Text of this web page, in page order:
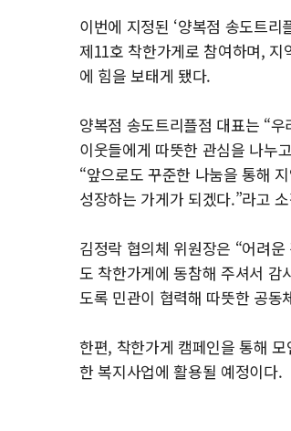
이번에 지정된 ‘양복점 송도트리
제11호 착한가게로 참여하며, 지
에 힘을 보태게 됐다.
양복점 송도트리플점 대표는 “
이웃들에게 따뜻한 관심을 나누
“앞으로도 꾸준한 나눔을 통해
성장하는 가게가 되겠다.”라고
김정락 협의체 위원장은 “어려
도 착한가게에 동참해 주셔서 감
도록 민관이 협력해 따뜻한 공동
한편, 착한가게 캠페인을 통해
한 복지사업에 활용될 예정이다.